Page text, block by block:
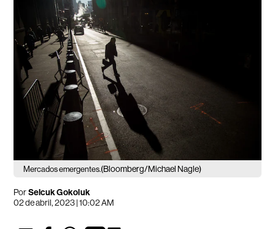
Mercados emergentes.(Bloomberg/Michael Nagle)
PorSelcuk Gokoluk
02 de abril, 2023 | 10:02 AM